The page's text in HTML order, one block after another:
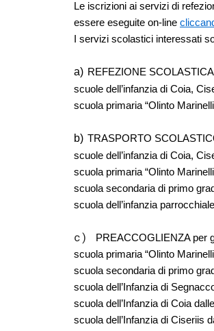
Le iscrizioni ai servizi di
essere eseguite on-line
I servizi scolastici interessati
a) REFEZIONE
scuole dell’infanzia di Coia,
scuola primaria “Olinto
b) TRASPORTO
scuole dell’infanzia di Coia,
scuola primaria “Olinto
scuola secondaria di primo
scuola dell’infanzia
c)
PREACCOGLIENZA per
scuola primaria “Olinto
scuola secondaria di primo
scuola dell’Infanzia di
scuola dell’Infanzia di Coia
scuola dell’Infanzia di Ciseriis